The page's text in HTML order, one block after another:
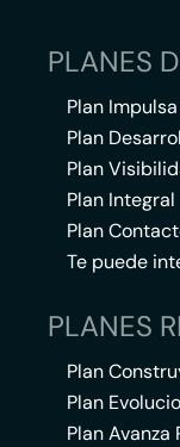
PLANES
Plan Impulsa
Plan
Plan
Plan Integral
Plan
Te puede
PLANES
Plan
Plan
Plan Avanza